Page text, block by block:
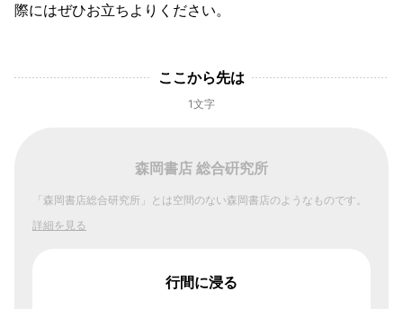
際にはぜひお立ちよりください。
ここから先は
1文字
森岡書店 総合硏究所
「森岡書店総合研究所」とは空間のない森岡書店のようなものです。
詳細を見る
行間に浸る